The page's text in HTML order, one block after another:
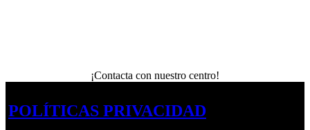
¡Contacta con nuestro centro!
POLÍTICAS PRIVACIDAD